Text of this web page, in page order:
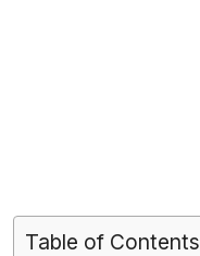
Table of Contents